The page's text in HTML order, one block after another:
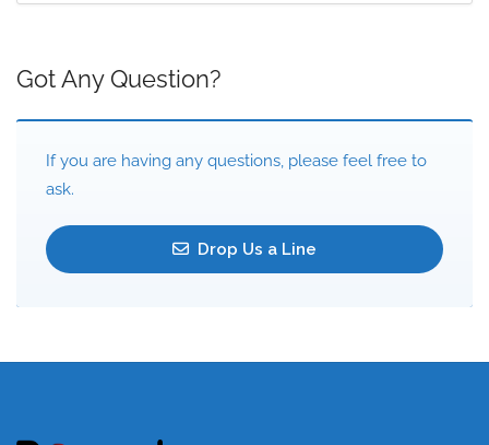
Got Any Question?
If you are having any questions, please feel free to
ask.
Drop Us a Line